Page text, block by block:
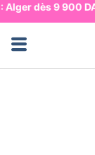
dès 9 900